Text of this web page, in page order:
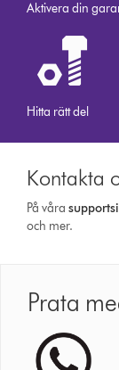
Aktivera din
Hitta rätt del
Kontakta
På våra
och mer.
Prata